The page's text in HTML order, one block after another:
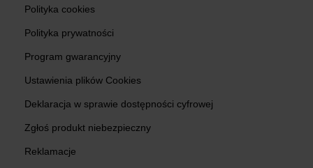
Polityka cookies
Polityka prywatności
Program gwarancyjny
Ustawienia plików Cookies
Deklaracja w sprawie dostępności cyfrowej
Zgłoś produkt niebezpieczny
Reklamacje